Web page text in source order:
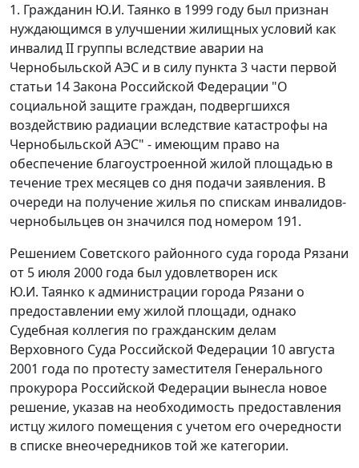
1. Гражданин Ю.И. Таянко в 1999 году был признан
нуждающимся в улучшении жилищных условий как
инвалид II группы вследствие аварии на
Чернобыльской АЭС и в силу пункта 3 части первой
статьи 14Закона Российской Федерации "О
социальной защите граждан, подвергшихся
воздействию радиации вследствие катастрофы на
Чернобыльской АЭС" - имеющим право на
обеспечение благоустроенной жилой площадью в
течение трех месяцев со дня подачи заявления. В
очереди на получение жилья по спискам инвалидов-
чернобыльцев он значился под номером 191.
Решением Советского районного суда города Рязани
от 5 июля 2000 года был удовлетворен иск
Ю.И. Таянко к администрации города Рязани о
предоставлении ему жилой площади, однако
Судебная коллегия по гражданским делам
Верховного Суда Российской Федерации 10 августа
2001 года по протесту заместителя Генерального
прокурора Российской Федерации вынесла новое
решение, указав на необходимость предоставления
истцу жилого помещения с учетом его очередности
в списке внеочередников той же категории.